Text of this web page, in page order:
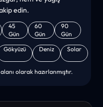
edin.
45
Gün
60
Gün
90
Gün
Gökyüzü Deniz Solar
olarak hazırlanmıştır.